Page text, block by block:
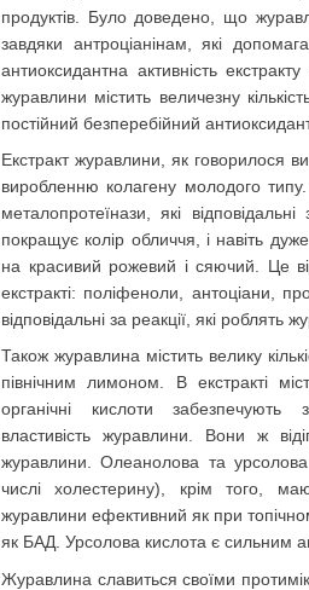
продуктів. Було доведено, що
завдяки антроціанінам, які
антиоксидантна активність
журавлини містить величезну
постійний безперебійний
Екстракт журавлини, як говорилося
виробленню колагену молодого типу.
металопротеїнази, які
покращує колір обличчя, і навіть
на красивий рожевий і сяючий. Це
екстракті: поліфеноли, антоціани,
відповідальні за реакції, які
Також журавлина містить велику
північним лимоном. В екстракті
органічні кислоти забезпечують
властивість журавлини. Вони ж
журавлини. Олеанолова та
числі холестерину), крім того,
журавлини ефективний як при
як БАД. Урсолова кислота є сильним
Журавлина славиться своїми